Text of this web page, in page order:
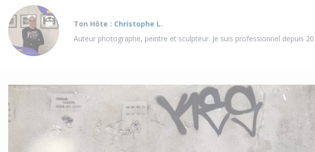
Ton Hôte : Christophe L.
Auteur photographe, peintre et sculpteur. Je suis professionnel depuis